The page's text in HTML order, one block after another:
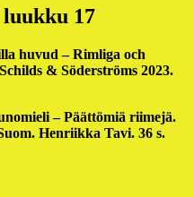
17
huvud – Rimliga och
& Söderströms 2023.
– Päättömiä riimejä.
Henriikka Tavi. 36 s.